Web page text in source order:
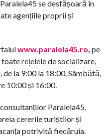
se desfășoară în
agențiile proprii și
www.paralela45.ro pe
rețelele de socializare,
la 9:00 la 18:00. Sâmbătă,
10:00 și 16:00.
Paralela45,
cererile turiștilor și
potrivită fiecăruia.